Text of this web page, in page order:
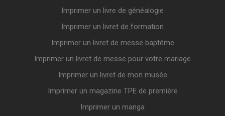
Imprimer un livre de généalogie
Imprimer un livret de formation
Imprimer un livret de messe baptême
Imprimer un livret de messe pour votre mariage
Imprimer un livret de mon musée
Imprimer un magazine TPE de première
Imprimer un manga